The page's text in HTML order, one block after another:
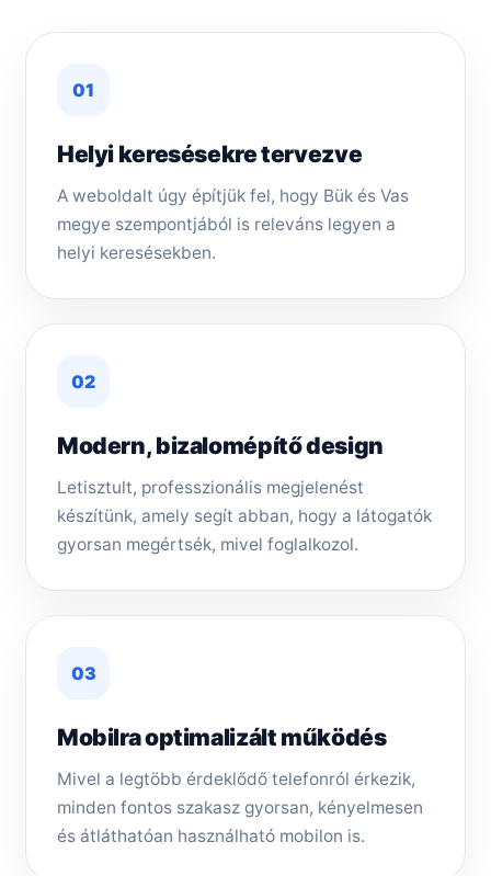
01
Helyi keresésekre tervezve
A weboldalt úgy építjük fel, hogy Bük és Vas
megye szempontjából is releváns legyen a
helyi keresésekben.
02
Modern, bizalomépítő design
Letisztult, professzionális megjelenést
készítünk, amely segít abban, hogy a látogatók
gyorsan megértsék, mivel foglalkozol.
03
Mobilra optimalizált működés
Mivel a legtöbb érdeklődő telefonról érkezik,
minden fontos szakasz gyorsan, kényelmesen
és átláthatóan használható mobilon is.